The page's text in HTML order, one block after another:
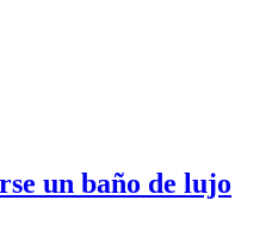
un baño de lujo